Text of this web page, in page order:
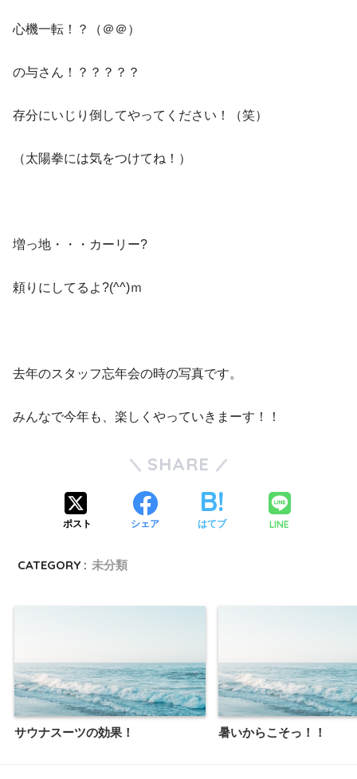
心機一転！？（＠＠）
の与さん！？？？？？
存分にいじり倒してやってください！（笑）
（太陽拳には気をつけてね！）
増っ地・・・カーリー?
頼りにしてるよ?(^^)ｍ
去年のスタッフ忘年会の時の写真です。
みんなで今年も、楽しくやっていきまーす！！
SHARE
ポスト シェア はてブ LINE
CATEGORY : 未分類
サウナスーツの効果！ 暑いからこそっ！！